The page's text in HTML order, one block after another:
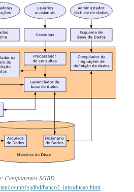
Componentes SGBD.
unbfga/lbd/banco2_introducao.html